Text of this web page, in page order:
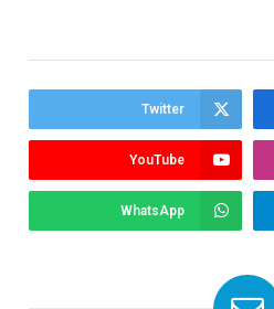
Twitter
YouTube
WhatsApp